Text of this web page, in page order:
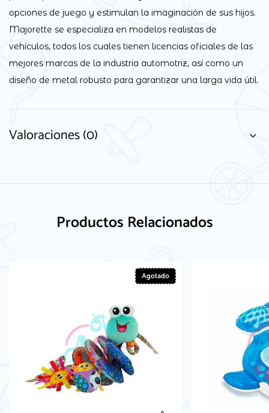
opciones de juego y estimulan la imaginación de sus hijos.
Majorette se especializa en modelos realistas de
vehículos, todos los cuales tienen licencias oficiales de las
mejores marcas de la industria automotriz, así como un
diseño de metal robusto para garantizar una larga vida útil.
Valoraciones (0)
Productos Relacionados
Agotado